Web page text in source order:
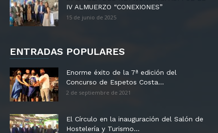
IV ALMUERZO “CONEXIONES”
15 de junio de 2025
ENTRADAS POPULARES
Enorme éxito de la 7ª edición del
Concurso de Espetos Costa...
2 de septiembre de 2021
El Círculo en la inauguración del Salón de
Hostelería y Turismo...